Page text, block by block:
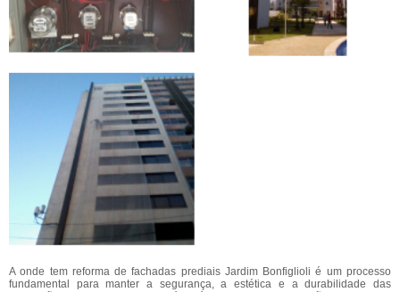
A onde tem reforma de fachadas prediais Jardim Bonfiglioli é um processo
fundamental para manter a segurança, a estética e a durabilidade das